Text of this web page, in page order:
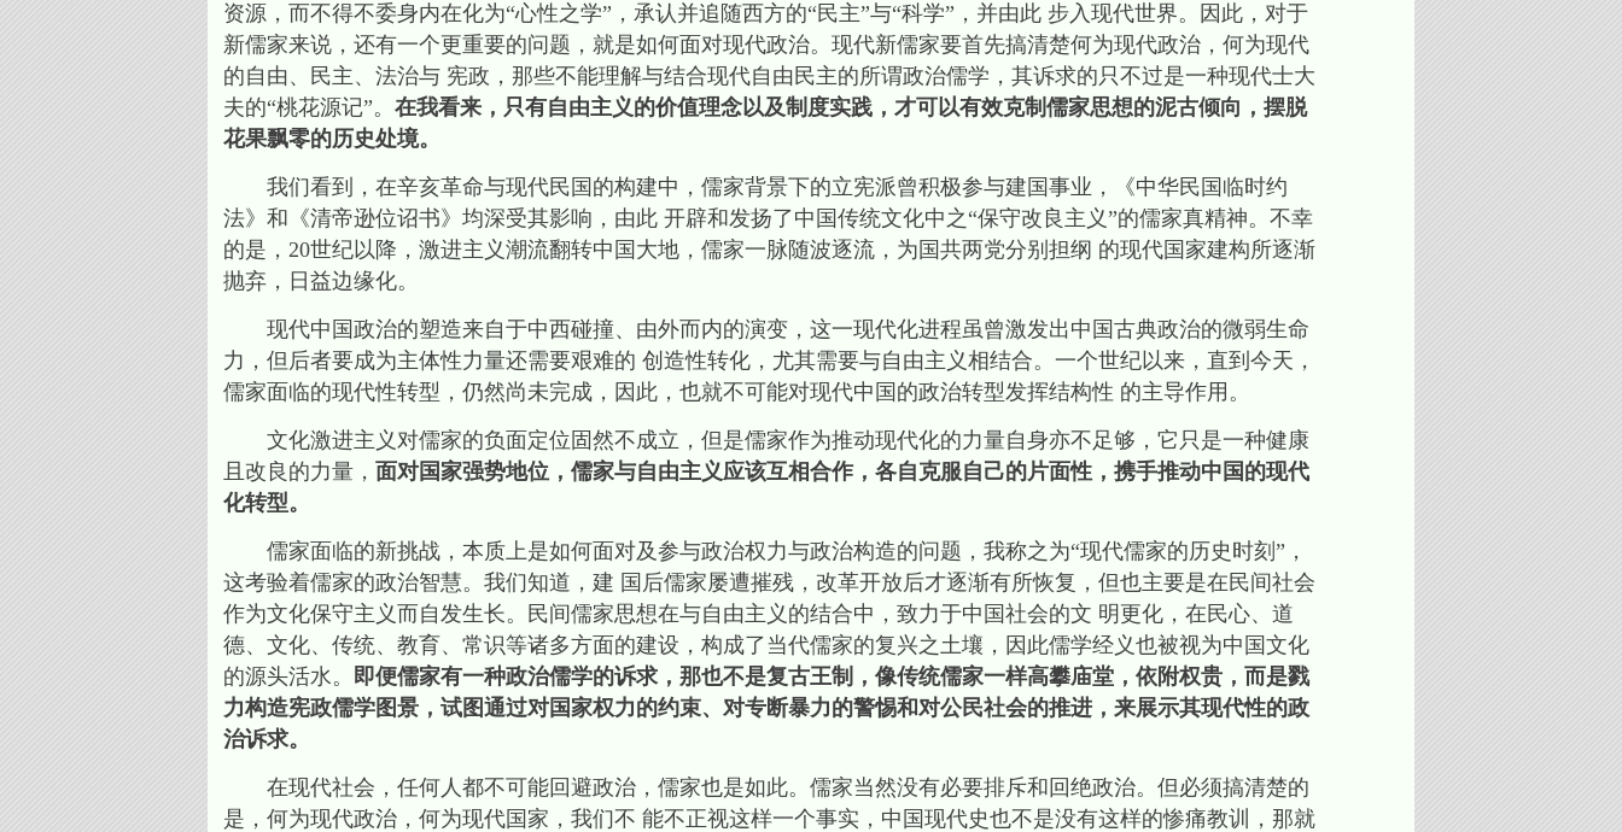
资源，而不得不委身内在化为“心性之学”，承认并追随西方的“民主”与“科学”，并由此 步入现代世界。因此，对于
新儒家来说，还有一个更重要的问题，就是如何面对现代政治。现代新儒家要首先搞清楚何为现代政治，何为现代
的自由、民主、法治与 宪政，那些不能理解与结合现代自由民主的所谓政治儒学，其诉求的只不过是一种现代士大
夫的“桃花源记”。 在我看来，只有自由主义的价值理念以及制度实践，才可以有效克制儒家思想的泥古倾向，摆脱
花果飘零的历史处境。
我们看到，在辛亥革命与现代民国的构建中，儒家背景下的立宪派曾积极参与建国事业，《中华民国临时约
法》和《清帝逊位诏书》均深受其影响，由此 开辟和发扬了中国传统文化中之“保守改良主义”的儒家真精神。不幸
的是，20世纪以降，激进主义潮流翻转中国大地，儒家一脉随波逐流，为国共两党分别担纲 的现代国家建构所逐渐
抛弃，日益边缘化。
现代中国政治的塑造来自于中西碰撞、由外而内的演变，这一现代化进程虽曾激发出中国古典政治的微弱生命
力，但后者要成为主体性力量还需要艰难的 创造性转化，尤其需要与自由主义相结合。一个世纪以来，直到今天，
儒家面临的现代性转型，仍然尚未完成，因此，也就不可能对现代中国的政治转型发挥结构性 的主导作用。
文化激进主义对儒家的负面定位固然不成立，但是儒家作为推动现代化的力量自身亦不足够，它只是一种健康
且改良的力量， 面对国家强势地位，儒家与自由主义应该互相合作，各自克服自己的片面性，携手推动中国的现代
化转型。
儒家面临的新挑战，本质上是如何面对及参与政治权力与政治构造的问题，我称之为“现代儒家的历史时刻”，
这考验着儒家的政治智慧。我们知道，建 国后儒家屡遭摧残，改革开放后才逐渐有所恢复，但也主要是在民间社会
作为文化保守主义而自发生长。民间儒家思想在与自由主义的结合中，致力于中国社会的文 明更化，在民心、道
德、文化、传统、教育、常识等诸多方面的建设，构成了当代儒家的复兴之土壤，因此儒学经义也被视为中国文化
的源头活水。 即便儒家有一种政治儒学的诉求，那也不是复古王制，像传统儒家一样高攀庙堂，依附权贵，而是戮
力构造宪政儒学图景，试图通过对国家权力的约束、对专断暴力的警惕和对公民社会的推进，来展示其现代性的政
治诉求。
在现代社会，任何人都不可能回避政治，儒家也是如此。儒家当然没有必要排斥和回绝政治。但必须搞清楚的
是，何为现代政治，何为现代国家，我们不 能不正视这样一个事实，中国现代史也不是没有这样的惨痛教训，那就